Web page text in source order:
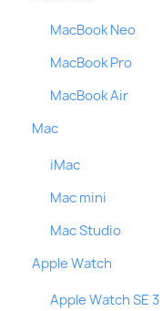
MacBook Neo
MacBook Pro
MacBook Air
Mac
iMac
Mac mini
Mac Studio
Apple Watch
Apple Watch SE 3